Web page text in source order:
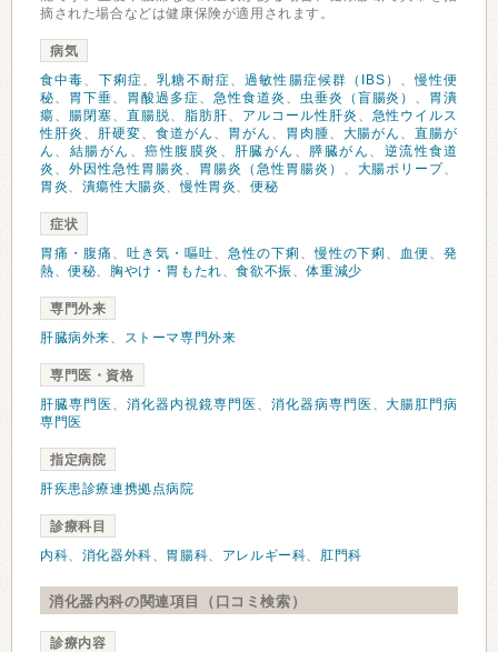
摘された場合などは健康保険が適用されます。
病気
食中毒、 下痢症、乳糖不耐症、過敏性腸症候群（IBS） 、慢性便
秘、 胃下垂、 胃酸過多症、 急性食道炎 、 虫垂炎（盲腸炎） 、 胃潰
瘍、 腸閉塞、 直腸脱、 脂肪肝、 アルコール性肝炎 、 急性ウイルス
性肝炎 、 肝硬変、 食道がん 、 胃がん 、 胃肉腫、 大腸がん 、直腸が
ん 、 結腸がん 、癌性腹膜炎 、 肝臓がん 、 膵臓がん 、 逆流性食道
炎 、 外因性急性胃腸炎 、 胃腸炎（急性胃腸炎） 、 大腸ポリープ、
胃炎、 潰瘍性大腸炎、慢性胃炎、便秘
症状
胃痛・腹痛 、 吐き気・嘔吐、 急性の下痢 、慢性の下痢 、 血便、発
熱、便秘、 胸やけ・胃もたれ、食欲不振 、体重減少
専門外来
肝臓病外来、 ストーマ専門外来
専門医・資格
肝臓専門医 、 消化器内視鏡専門医 、 消化器病専門医 、大腸肛門病
専門医
指定病院
肝疾患診療連携拠点病院
診療科目
内科、 消化器外科、 胃腸科、 アレルギー科、 肛門科
消化器内科の関連項目（口コミ検索）
診療内容